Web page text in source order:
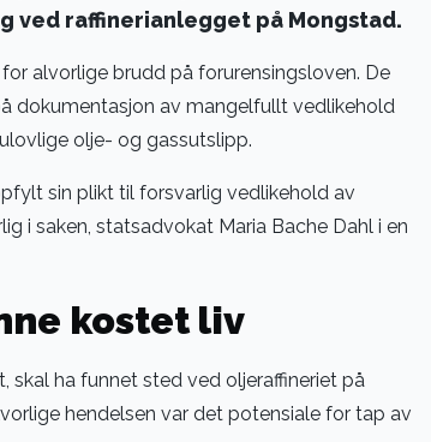
ved raffinerianlegget på Mongstad.
alvorlige brudd på forurensingsloven. De
dokumentasjon av mangelfullt vedlikehold
olje- og gassutslipp.
sin plikt til forsvarlig vedlikehold av
i saken, statsadvokat Maria Bache Dahl i en
kostet liv
ha funnet sted ved oljeraffineriet på
hendelsen var det potensiale for tap av